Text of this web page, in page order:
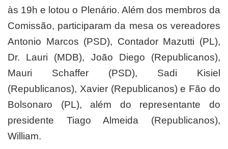
às 19h e lotou o Plenário. Além dos membros da
Comissão, participaram da mesa os vereadores
Antonio Marcos (PSD), Contador Mazutti (PL),
Dr. Lauri (MDB), João Diego (Republicanos),
Mauri Schaffer (PSD), Sadi Kisiel
(Republicanos), Xavier (Republicanos) e Fão do
Bolsonaro (PL), além do representante do
presidente Tiago Almeida (Republicanos),
William.